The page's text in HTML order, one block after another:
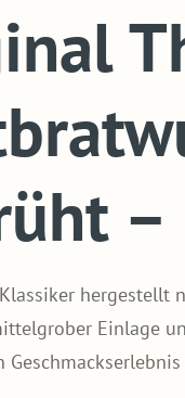
hergestellt
Einlage